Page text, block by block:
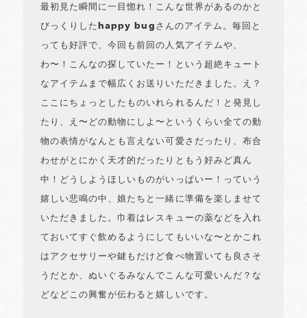
最初見た瞬間に一目惚れ！こんな世界があるのかと
びっくりしたhappy bugさんのアイテム。毎回と
っても好評で、今回も前回の人気アイテムや、
わ〜！こんなの探していたー！という超絶キュート
なアイテムまで幅広くお送りいただきました。え？
ここにちょっとしたものいれられるんだ！と発見し
たり、え〜どの動物にしよ〜というくらい全ての動
物の表情がなんとも言えない可愛さだったり、布合
わせがとにかく天才的だったりともう好みど真ん
中！どうしようほしいものがいっぱいー！っていう
嬉しい悲鳴の中、娘たちと一緒に準備を楽しませて
いただきました。巾着はレスキューの薬などを入れ
ておいてすぐ飲めるようにしてもいいな〜とかこれ
はアクセサリーや鍵もだけど食べ物置いても良さそ
うだとか、ぬいぐるみなんでこんな可愛いんだ？な
どなどこの興奮が伝わると嬉しいです。